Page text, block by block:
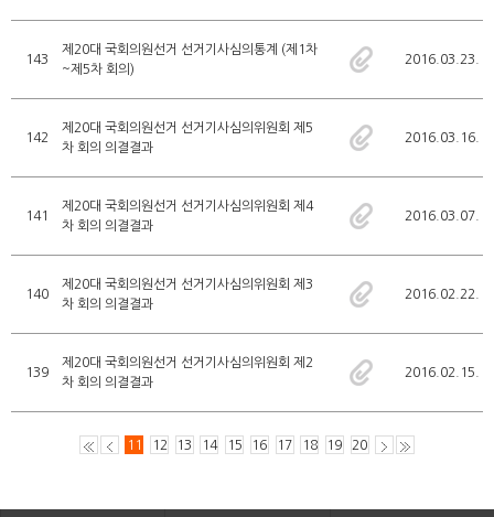
143
제20대 국회의원선거 선거기사심의통계 (제1차
~제5차 회의)
2016.03.23.
142
제20대 국회의원선거 선거기사심의위원회 제5
차 회의 의결결과
2016.03.16.
141
제20대 국회의원선거 선거기사심의위원회 제4
차 회의 의결결과
2016.03.07.
140
제20대 국회의원선거 선거기사심의위원회 제3
차 회의 의결결과
2016.02.22.
139
제20대 국회의원선거 선거기사심의위원회 제2
차 회의 의결결과
2016.02.15.
11 12 13 14 15 16 17 18 19 20